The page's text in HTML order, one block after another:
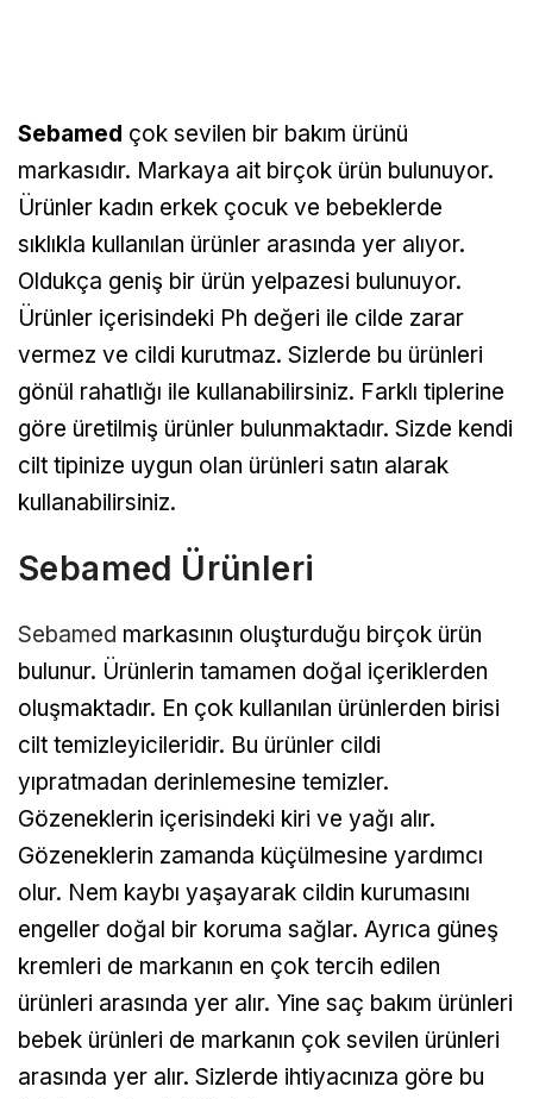
Sebamed çok sevilen bir bakım ürünü
markasıdır. Markaya ait birçok ürün bulunuyor.
Ürünler kadın erkek çocuk ve bebeklerde
sıklıkla kullanılan ürünler arasında yer alıyor.
Oldukça geniş bir ürün yelpazesi bulunuyor.
Ürünler içerisindeki Ph değeri ile cilde zarar
vermez ve cildi kurutmaz. Sizlerde bu ürünleri
gönül rahatlığı ile kullanabilirsiniz. Farklı tiplerine
göre üretilmiş ürünler bulunmaktadır. Sizde kendi
cilt tipinize uygun olan ürünleri satın alarak
kullanabilirsiniz.
Sebamed Ürünleri
Sebamed markasının oluşturduğu birçok ürün
bulunur. Ürünlerin tamamen doğal içeriklerden
oluşmaktadır. En çok kullanılan ürünlerden birisi
cilt temizleyicileridir. Bu ürünler cildi
yıpratmadan derinlemesine temizler.
Gözeneklerin içerisindeki kiri ve yağı alır.
Gözeneklerin zamanda küçülmesine yardımcı
olur. Nem kaybı yaşayarak cildin kurumasını
engeller doğal bir koruma sağlar. Ayrıca güneş
kremleri de markanın en çok tercih edilen
ürünleri arasında yer alır. Yine saç bakım ürünleri
bebek ürünleri de markanın çok sevilen ürünleri
arasında yer alır. Sizlerde ihtiyacınıza göre bu